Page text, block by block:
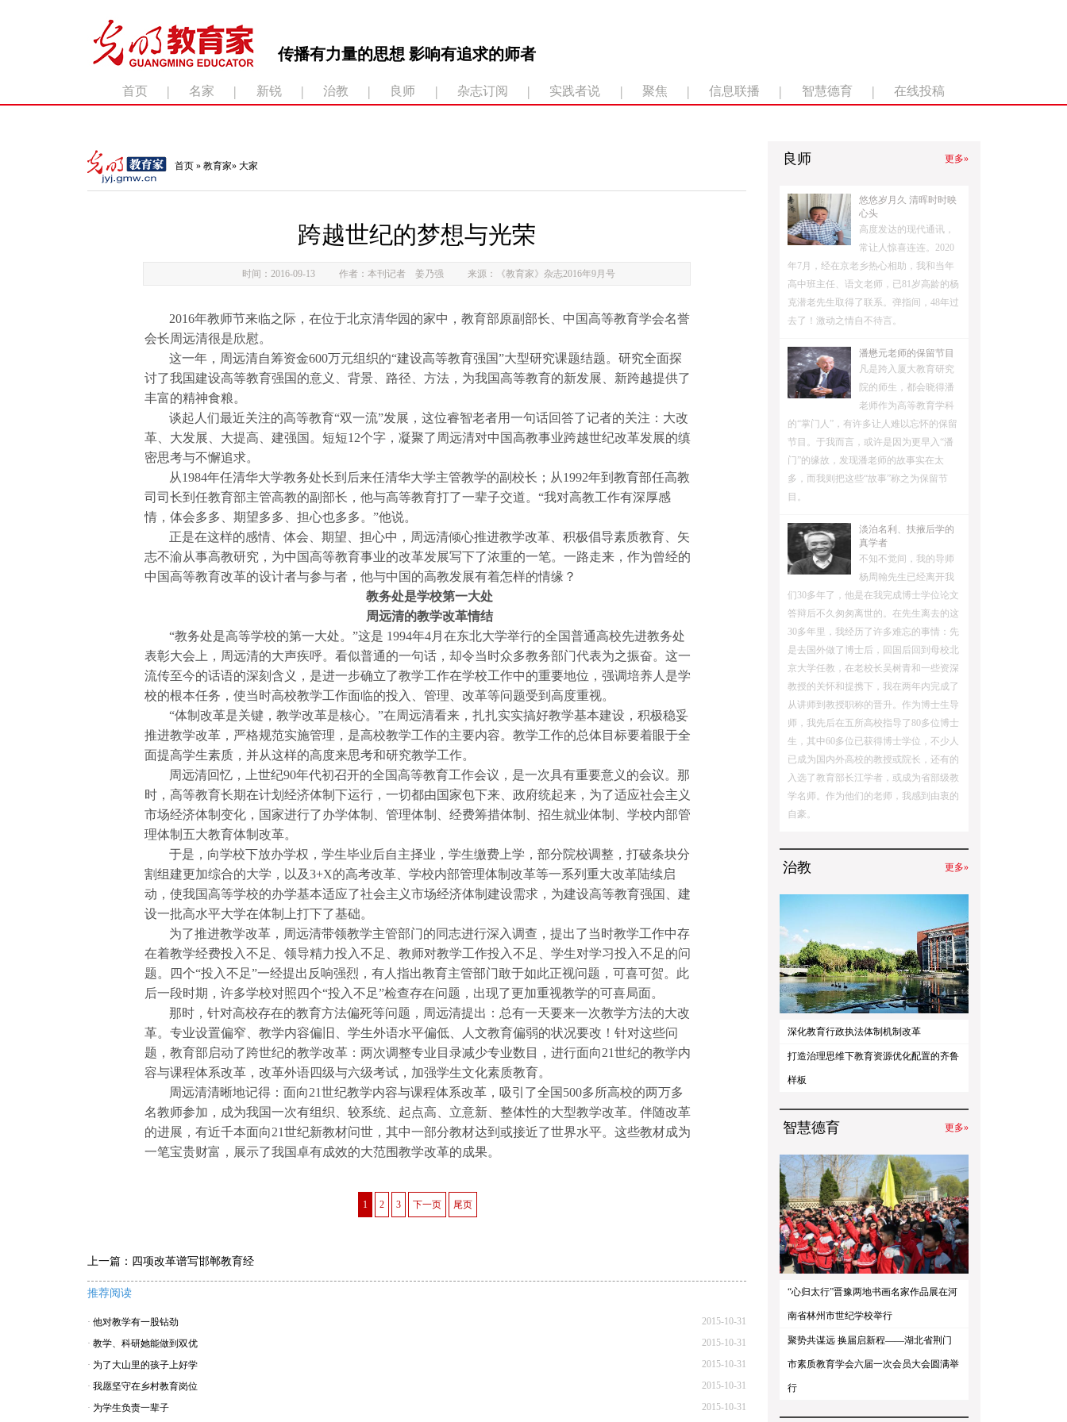
传播有力量的思想 影响有追求的师者
首页 | 名家 | 新锐 | 治教 | 良师 | 杂志订阅 | 实践者说 | 聚焦 | 信息联播 | 智慧德育 | 在线投稿
首页» 教育家» 大家
跨越世纪的梦想与光荣
时间：2016-09-13 作者：本刊记者 姜乃强 来源：《教育家》杂志2016年9月号
2016年教师节来临之际，在位于北京清华园的家中，教育部原副部长、中国高等教育学会名誉
会长周远清很是欣慰。
这一年，周远清自筹资金600万元组织的“建设高等教育强国”大型研究课题结题。研究全面探
讨了我国建设高等教育强国的意义、背景、路径、方法，为我国高等教育的新发展、新跨越提供了
丰富的精神食粮。
谈起人们最近关注的高等教育“双一流”发展，这位睿智老者用一句话回答了记者的关注：大改
革、大发展、大提高、建强国。短短12个字，凝聚了周远清对中国高教事业跨越世纪改革发展的缜
密思考与不懈追求。
从1984年任清华大学教务处长到后来任清华大学主管教学的副校长；从1992年到教育部任高教
司司长到任教育部主管高教的副部长，他与高等教育打了一辈子交道。“我对高教工作有深厚感
情，体会多多、期望多多、担心也多多。”他说。
正是在这样的感情、体会、期望、担心中，周远清倾心推进教学改革、积极倡导素质教育、矢
志不渝从事高教研究，为中国高等教育事业的改革发展写下了浓重的一笔。一路走来，作为曾经的
中国高等教育改革的设计者与参与者，他与中国的高教发展有着怎样的情缘？
教务处是学校第一大处
周远清的教学改革情结
“教务处是高等学校的第一大处。”这是 1994年4月在东北大学举行的全国普通高校先进教务处
表彰大会上，周远清的大声疾呼。看似普通的一句话，却令当时众多教务部门代表为之振奋。这一
流传至今的话语的深刻含义，是进一步确立了教学工作在学校工作中的重要地位，强调培养人是学
校的根本任务，使当时高校教学工作面临的投入、管理、改革等问题受到高度重视。
“体制改革是关键，教学改革是核心。”在周远清看来，扎扎实实搞好教学基本建设，积极稳妥
推进教学改革，严格规范实施管理，是高校教学工作的主要内容。教学工作的总体目标要着眼于全
面提高学生素质，并从这样的高度来思考和研究教学工作。
周远清回忆，上世纪90年代初召开的全国高等教育工作会议，是一次具有重要意义的会议。那
时，高等教育长期在计划经济体制下运行，一切都由国家包下来、政府统起来，为了适应社会主义
市场经济体制变化，国家进行了办学体制、管理体制、经费筹措体制、招生就业体制、学校内部管
理体制五大教育体制改革。
于是，向学校下放办学权，学生毕业后自主择业，学生缴费上学，部分院校调整，打破条块分
割组建更加综合的大学，以及3+X的高考改革、学校内部管理体制改革等一系列重大改革陆续启
动，使我国高等学校的办学基本适应了社会主义市场经济体制建设需求，为建设高等教育强国、建
设一批高水平大学在体制上打下了基础。
为了推进教学改革，周远清带领教学主管部门的同志进行深入调查，提出了当时教学工作中存
在着教学经费投入不足、领导精力投入不足、教师对教学工作投入不足、学生对学习投入不足的问
题。四个“投入不足”一经提出反响强烈，有人指出教育主管部门敢于如此正视问题，可喜可贺。此
后一段时期，许多学校对照四个“投入不足”检查存在问题，出现了更加重视教学的可喜局面。
那时，针对高校存在的教育方法偏死等问题，周远清提出：总有一天要来一次教学方法的大改
革。专业设置偏窄、教学内容偏旧、学生外语水平偏低、人文教育偏弱的状况要改！针对这些问
题，教育部启动了跨世纪的教学改革：两次调整专业目录减少专业数目，进行面向21世纪的教学内
容与课程体系改革，改革外语四级与六级考试，加强学生文化素质教育。
周远清清晰地记得：面向21世纪教学内容与课程体系改革，吸引了全国500多所高校的两万多
名教师参加，成为我国一次有组织、较系统、起点高、立意新、整体性的大型教学改革。伴随改革
的进展，有近千本面向21世纪新教材问世，其中一部分教材达到或接近了世界水平。这些教材成为
一笔宝贵财富，展示了我国卓有成效的大范围教学改革的成果。
1 2 3 下一页 尾页
上一篇： 四项改革谱写邯郸教育经
推荐阅读
2015-10-31
· 他对教学有一股钻劲
2015-10-31
· 教学、科研她能做到双优
2015-10-31
· 为了大山里的孩子上好学
2015-10-31
· 我愿坚守在乡村教育岗位
2015-10-31
· 为学生负责一辈子
良师 更多»
悠悠岁月久 清晖时时映
心头
高度发达的现代通讯，
常让人惊喜连连。2020
年7月，经在京老乡热心相助，我和当年
高中班主任、语文老师，已81岁高龄的杨
克潜老先生取得了联系。弹指间，48年过
去了！激动之情自不待言。
潘懋元老师的保留节目
凡是跨入厦大教育研究
院的师生，都会晓得潘
老师作为高等教育学科
的“掌门人”，有许多让人难以忘怀的保留
节目。于我而言，或许是因为更早入“潘
门”的缘故，发现潘老师的故事实在太
多，而我则把这些“故事”称之为保留节
目。
淡泊名利、扶掖后学的
真学者
不知不觉间，我的导师
杨周翰先生已经离开我
们30多年了，他是在我完成博士学位论文
答辩后不久匆匆离世的。在先生离去的这
30多年里，我经历了许多难忘的事情：先
是去国外做了博士后，回国后回到母校北
京大学任教，在老校长吴树青和一些资深
教授的关怀和提携下，我在两年内完成了
从讲师到教授职称的晋升。作为博士生导
师，我先后在五所高校指导了80多位博士
生，其中60多位已获得博士学位，不少人
已成为国内外高校的教授或院长，还有的
入选了教育部长江学者，或成为省部级教
学名师。作为他们的老师，我感到由衷的
自豪。
治教 更多»
深化教育行政执法体制机制改革
打造治理思维下教育资源优化配置的齐鲁
样板
智慧德育 更多»
“心归太行”晋豫两地书画名家作品展在河
南省林州市世纪学校举行
聚势共谋远 换届启新程——湖北省荆门
市素质教育学会六届一次会员大会圆满举
行